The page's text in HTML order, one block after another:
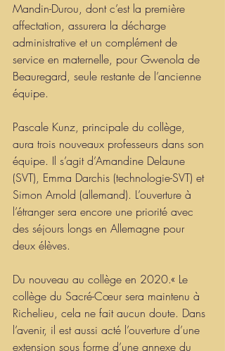
Mandin-Durou, dont c’est la première
affectation, assurera la décharge
administrative et un complément de
service en maternelle, pour Gwenola de
Beauregard, seule restante de l’ancienne
équipe.
Pascale Kunz, principale du collège,
aura trois nouveaux professeurs dans son
équipe. Il s’agit d’Amandine Delaune
(SVT), Emma Darchis (technologie-SVT) et
Simon Arnold (allemand). L’ouverture à
l’étranger sera encore une priorité avec
des séjours longs en Allemagne pour
deux élèves.
Du nouveau au collège en 2020.« Le
collège du Sacré-Cœur sera maintenu à
Richelieu, cela ne fait aucun doute. Dans
l’avenir, il est aussi acté l’ouverture d’une
extension sous forme d’une annexe du